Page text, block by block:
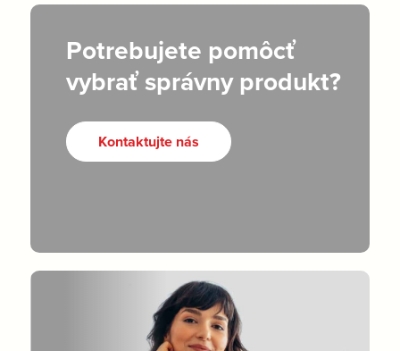
Potrebujete pomôcť
vybrať správny produkt?
Kontaktujte nás